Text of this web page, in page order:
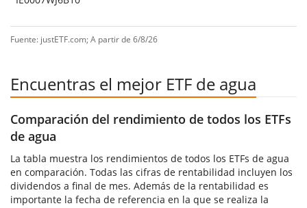
Fuente: justETF.com; A partir de 6/8/26
Encuentras el mejor ETF de agua
Comparación del rendimiento de todos los ETFs
de agua
La tabla muestra los rendimientos de todos los ETFs de agua
en comparación. Todas las cifras de rentabilidad incluyen los
dividendos a final de mes. Además de la rentabilidad es
importante la fecha de referencia en la que se realiza la